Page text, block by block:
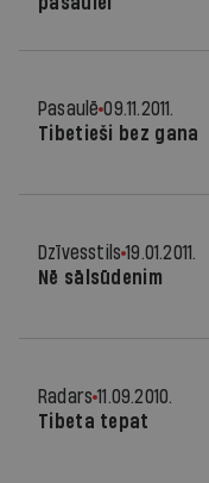
Pasaulē 09.11.2011.
Tibetieši bez gana
Dzīvesstils 19.01.2011.
Nē sālsūdenim
Radars 11.09.2010.
Tibeta tepat